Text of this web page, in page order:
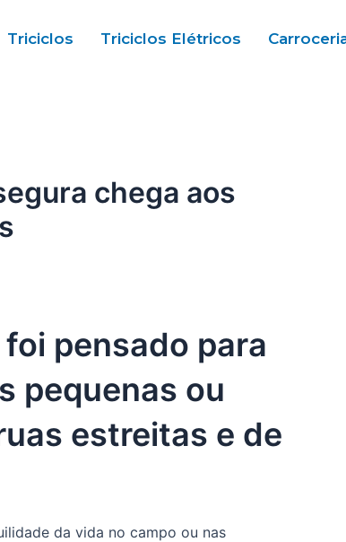
Triciclos Triciclos Elétricos
chega aos
pensado para
pequenas ou
estreitas e de
da vida no campo ou nas